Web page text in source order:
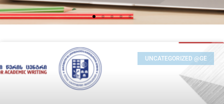
UNCATEGORIZED @GE